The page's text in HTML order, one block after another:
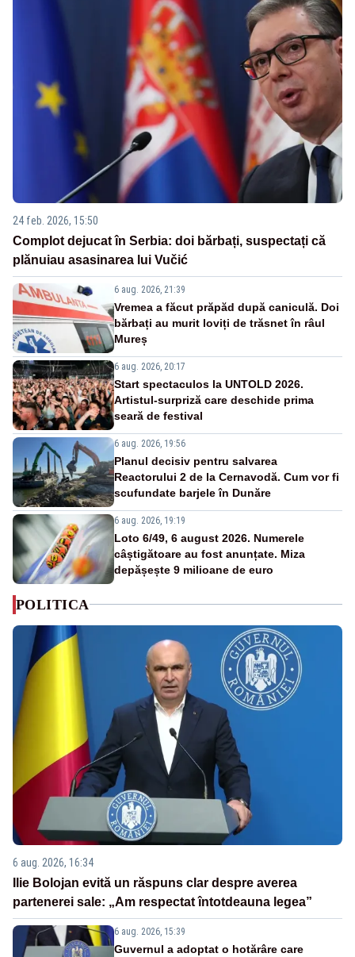
24 feb. 2026, 15:50
Complot dejucat în Serbia: doi bărbați, suspectați că
plănuiau asasinarea lui Vučić
6 aug. 2026, 21:39
Vremea a făcut prăpăd după caniculă. Doi
bărbați au murit loviți de trăsnet în râul
Mureș
6 aug. 2026, 20:17
Start spectaculos la UNTOLD 2026.
Artistul-surpriză care deschide prima
seară de festival
6 aug. 2026, 19:56
Planul decisiv pentru salvarea
Reactorului 2 de la Cernavodă. Cum vor fi
scufundate barjele în Dunăre
6 aug. 2026, 19:19
Loto 6/49, 6 august 2026. Numerele
câștigătoare au fost anunțate. Miza
depășește 9 milioane de euro
POLITICA
6 aug. 2026, 16:34
Ilie Bolojan evită un răspuns clar despre averea
partenerei sale: „Am respectat întotdeauna legea”
6 aug. 2026, 15:39
Guvernul a adoptat o hotărâre care